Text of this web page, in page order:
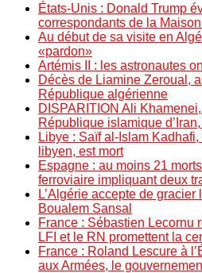
États-Unis : Donald Trump
correspondants de la
Au début de sa visite en
«pardon»
Artémis II : les astronautes
Décès de Liamine Zeroual,
République algérienne
DISPARITION Ali
République islamique
Libye : Saïf al-Islam
libyen, est mort
Espagne : au moins 21
ferroviaire impliquant deux
L’Algérie accepte de
Boualem Sansal
France : Sébastien Lecornu
LFI et le RN promettent la
France : Roland Lescure à
aux Armées, le